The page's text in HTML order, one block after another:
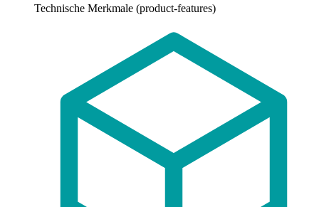
Technische Merkmale (product-features)